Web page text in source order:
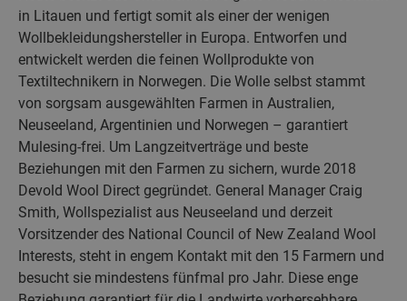
in Litauen und fertigt somit als einer der wenigen
Wollbekleidungshersteller in Europa. Entworfen und
entwickelt werden die feinen Wollprodukte von
Textiltechnikern in Norwegen. Die Wolle selbst stammt
von sorgsam ausgewählten Farmen in Australien,
Neuseeland, Argentinien und Norwegen – garantiert
Mulesing-frei. Um Langzeitverträge und beste
Beziehungen mit den Farmen zu sichern, wurde 2018
Devold Wool Direct gegründet. General Manager Craig
Smith, Wollspezialist aus Neuseeland und derzeit
Vorsitzender des National Council of New Zealand Wool
Interests, steht in engem Kontakt mit den 15 Farmern und
besucht sie mindestens fünfmal pro Jahr. Diese enge